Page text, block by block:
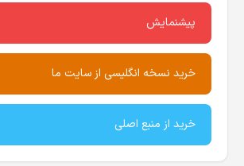
پیشنمایش
خرید نسخه انگلیسی از سایت ما
خرید از منبع اصلی